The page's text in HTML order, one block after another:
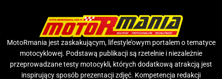
MotoRmania jest zaskakującym, lifestyle’owym portalem o tematyce
motocyklowej. Podstawą publikacji są rzetelnie i niezależnie
przeprowadzane testy motocykli, których dodatkową atrakcją jest
inspirujący sposób prezentacji zdjęć. Kompetencja redakcji